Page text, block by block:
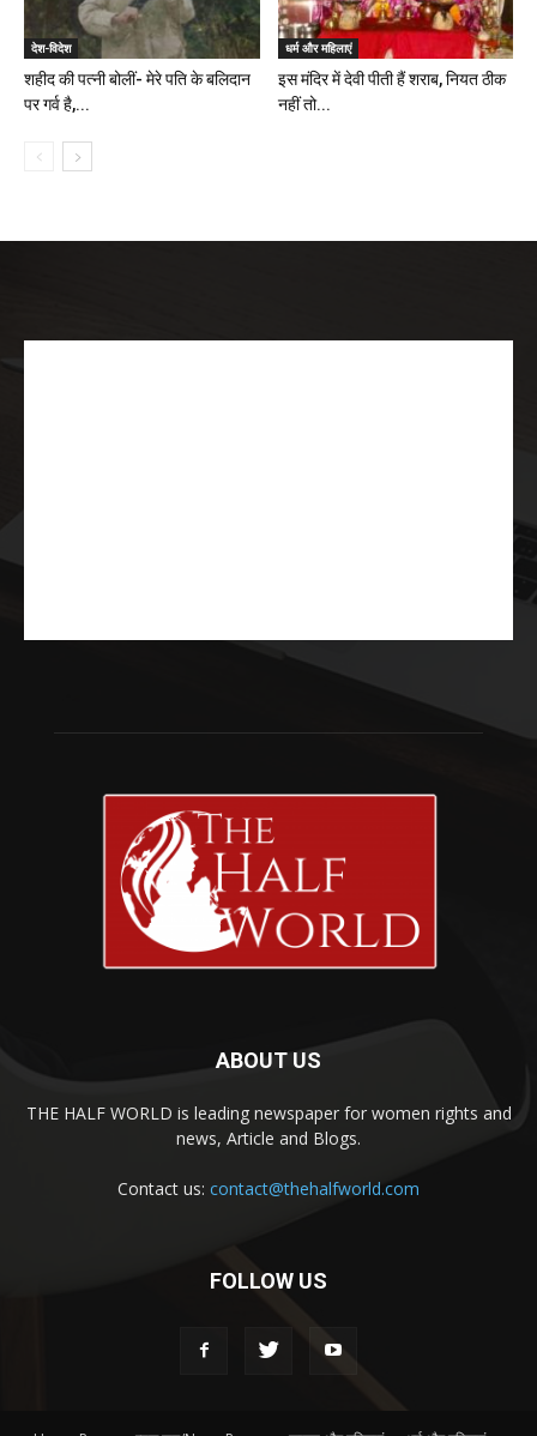
देश-विदेश
शहीद की पत्नी बोलीं- मेरे पति के बलिदान
पर गर्व है,...
धर्म और महिलाएं
इस मंदिर में देवी पीती हैं शराब, नियत ठीक
नहीं तो...
ABOUT US
THE HALF WORLD is leading newspaper for women rights and
news, Article and Blogs.
Contact us: contact@thehalfworld.com
FOLLOW US